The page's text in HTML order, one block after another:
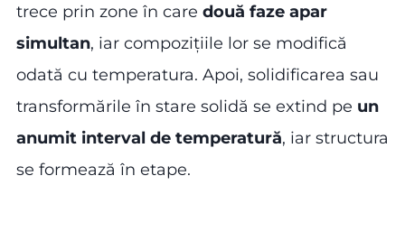
trece prin zone în care două faze apar
simultan, iar compozițiile lor se modifică
odată cu temperatura. Apoi, solidificarea sau
transformările în stare solidă se extind pe un
anumit interval de temperatură, iar structura
se formează în etape.